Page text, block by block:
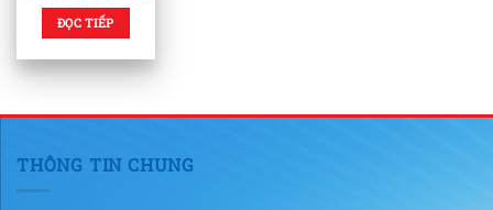
ĐỌC TIẾP
THÔNG TIN CHUNG